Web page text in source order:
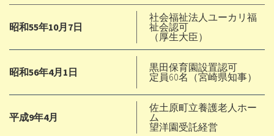
昭和55年10月7日
社会福祉法人ユーカリ福
祉会認可
（厚生大臣）
昭和56年4月1日
黒田保育園設置認可
定員60名（宮崎県知事）
平成9年4月
佐土原町立養護老人ホー
ム
望洋園受託経営